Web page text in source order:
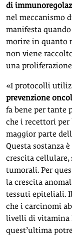
di
nel meccanismo
manifesta
morire in quanto
non viene
una
«I protocolli
prevenzione
fa bene per tante
che i recettori
maggior parte
Questa sostanza
crescita
tumorali. Per
la crescita
tessuti epiteliali.
che i carcinomi
livelli di vitamina
quest’ultima